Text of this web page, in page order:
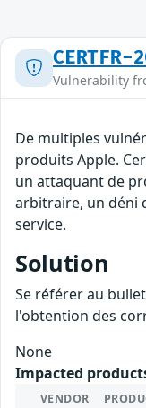
Vulnerability
De multiples
produits Apple.
un attaquant de
arbitraire, un déni
service.
Solution
Se référer au
l'obtention des
None
Impacted
VENDOR